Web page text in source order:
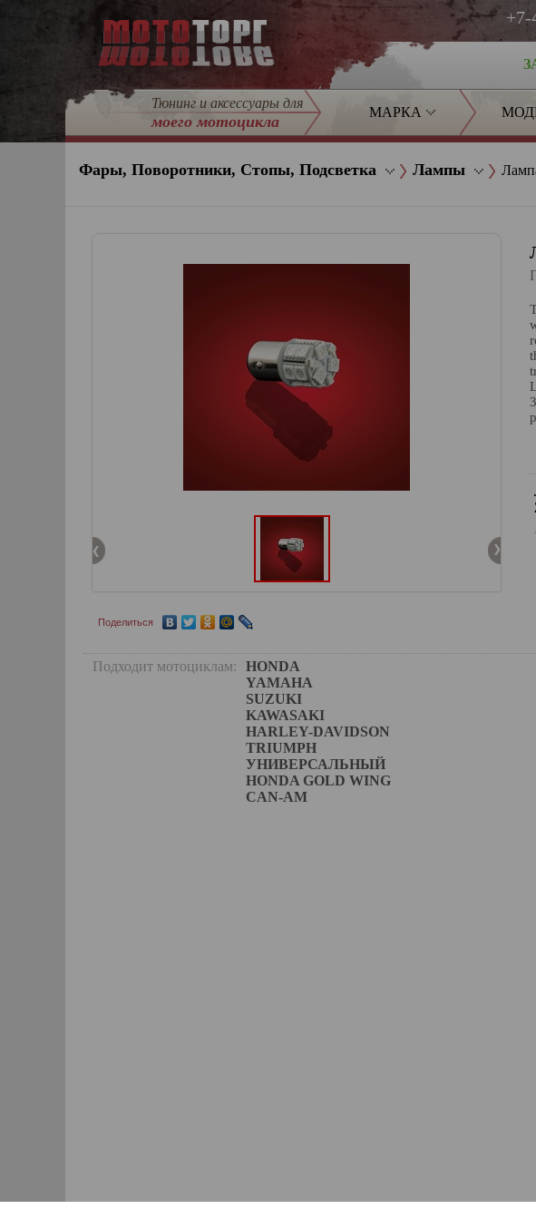
+7-
Тюнинг и аксессуары для
моего мотоцикла
МАРКА
Фары, Поворотники, Стопы, Подсветка Лампы
Поделиться
Подходит мотоциклам:
HONDA
YAMAHA
SUZUKI
KAWASAKI
HARLEY-DAVIDSON
TRIUMPH
УНИВЕРСАЛЬНЫЙ
HONDA GOLD WING
CAN-AM